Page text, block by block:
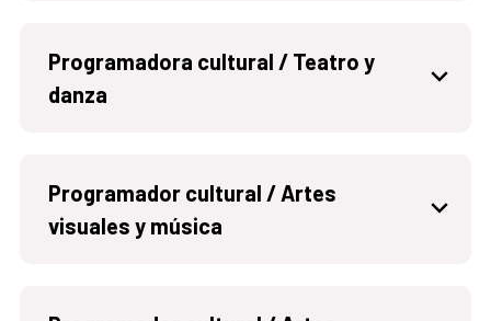
Programadora cultural / Teatro y
danza
Programador cultural / Artes
visuales y música